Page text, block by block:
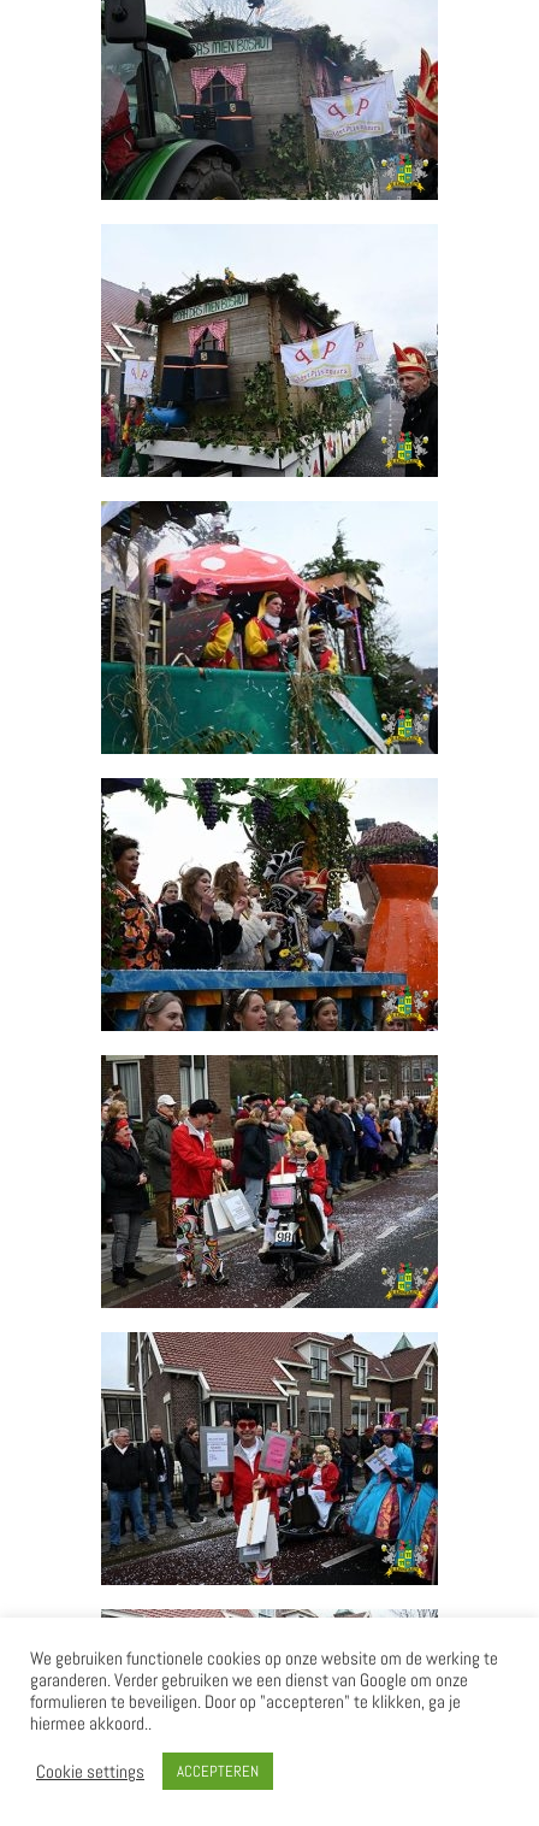
We gebruiken functionele cookies op onze website om de werking te
garanderen. Verder gebruiken we een dienst van Google om onze
formulieren te beveiligen. Door op "accepteren" te klikken, ga je
hiermee akkoord..
Cookie settings ACCEPTEREN